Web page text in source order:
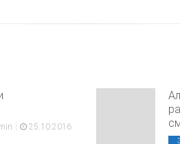
25.10.2016